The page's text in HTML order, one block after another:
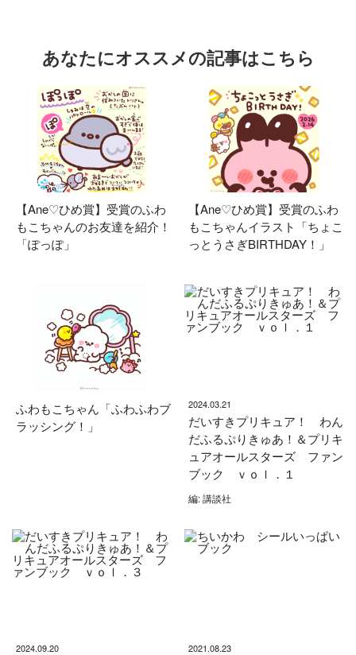
あなたにオススメの記事はこちら
【Ane♡ひめ賞】受賞のふわ
もこちゃんのお友達を紹介！
「ぽっぽ」
【Ane♡ひめ賞】受賞のふわ
もこちゃんイラスト「ちょこ
っとうさぎBIRTHDAY！」
ふわもこちゃん「ふわふわブ
ラッシング！」
2024.03.21
だいすきプリキュア！ わん
だふるぷりきゅあ！＆プリキ
ュアオールスターズ ファン
ブック ｖｏｌ．１
編: 講談社
2024.09.20 2021.08.23